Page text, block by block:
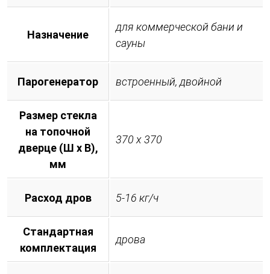
Назначение
для коммерческой бани и
сауны
Парогенератор встроенный, двойной
Размер стекла
на топочной
дверце (Ш х В),
мм
370 х 370
Расход дров 5-16 кг/ч
Стандартная
комплектация
дрова